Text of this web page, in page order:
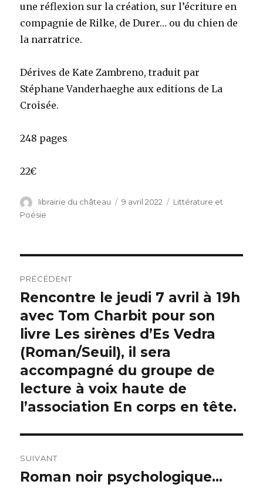
une réflexion sur la création, sur l’écriture en
compagnie de Rilke, de Durer… ou du chien de
la narratrice.
Dérives de Kate Zambreno, traduit par
Stéphane Vanderhaeghe aux editions de La
Croisée.
248 pages
22€
Auteur
librairie du château
Publié
9 avril 2022 Catégories
Littérature et
Poésie
de
l’article
PRÉCÉDENT
Article
précédent :
Rencontre le jeudi 7 avril à 19h
avec Tom Charbit pour son
livre Les sirènes d’Es Vedra
(Roman/Seuil), il sera
accompagné du groupe de
lecture à voix haute de
l’association En corps en tête.
SUIVANT
Article
Roman noir psychologique…